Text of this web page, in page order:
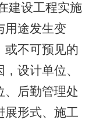
建设工程实施
用途发生变
或不可预见的
设计单位、
、后勤管理处
展形式、施工